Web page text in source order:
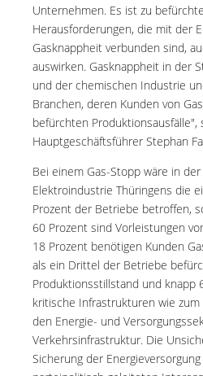
Unternehmen. Es ist zu
Herausforderungen, die mit der
Gasknappheit verbunden sind,
auswirken. Gasknappheit in der
und der chemischen Industrie
Branchen, deren Kunden von
befürchten Produktionsausfälle",
Hauptgeschäftsführer Stephan
Bei einem Gas-Stopp wäre in
Elektroindustrie Thüringens die
Prozent der Betriebe betroffen,
60 Prozent sind Vorleistungen
18 Prozent benötigen Kunden
als ein Drittel der Betriebe
Produktionsstillstand und knapp
kritische Infrastrukturen wie
den Energie- und
Verkehrsinfrastruktur. Die
Sicherung der